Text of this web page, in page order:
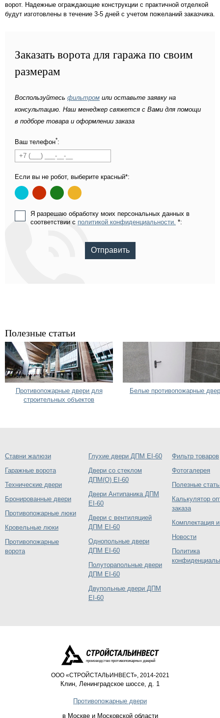
ворот. Надежные ограждающие конструкции с практичной отделкой
будут изготовлены в течение 3-5 дней с учетом пожеланий заказчика.
Заказать ворота для гаража по своим
размерам
Воспользуйтесь фильтром или оставьте заявку на
консультацию. Наш менеджер свяжется с Вами для помощи
в подборе товара и оформлении заказа
Ваш телефон*:
Если вы не робот, выберите красный*:
Я разрешаю обработку моих персональных данных в
соответствии с политикой конфиденциальности. *:
Отправить
Полезные статьи
Противопожарные двери для
строительных объектов
Белые противопожарные
Ставни жалюзи
Гаражные ворота
Технические двери
Бронированные двери
Противопожарные люки
Кровельные люки
Противопожарные
ворота
Глухие двери ДПМ EI-60
Двери со стеклом
ДПМ(О) EI-60
Двери Антипаника ДПМ
EI-60
Двери с вентиляцией
ДПМ EI-60
Однопольные двери
ДПМ EI-60
Полуторапольные двери
ДПМ EI-60
Двупольные двери ДПМ
EI-60
Фильтр товаров
Фотогалерея
Полезные
Калькулятор
заказа
Комплектация
Новости
Политика
производство противопожарных дверей
ООО «СТРОЙСТАЛЬИНВЕСТ», 2014-2021
Клин, Ленинградское шоссе, д. 1
Противопожарные двери
в Москве и Московской области